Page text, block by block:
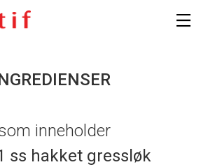
inneholder
ss hakket gressløk